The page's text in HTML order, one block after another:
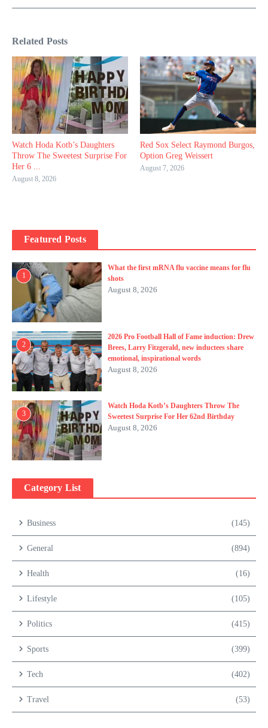
Related Posts
Watch Hoda Kotb’s Daughters
Throw The Sweetest Surprise For
Her 6 ...
August 8, 2026
Red Sox Select Raymond Burgos,
Option Greg Weissert
August 7, 2026
Featured Posts
1
What the first mRNA flu vaccine means for flu
shots
August 8, 2026
2
2026 Pro Football Hall of Fame induction: Drew
Brees, Larry Fitzgerald, new inductees share
emotional, inspirational words
August 8, 2026
3
Watch Hoda Kotb’s Daughters Throw The
Sweetest Surprise For Her 62nd Birthday
August 8, 2026
Category List
Business (145)
General (894)
Health (16)
Lifestyle (105)
Politics (415)
Sports (399)
Tech (402)
Travel (53)